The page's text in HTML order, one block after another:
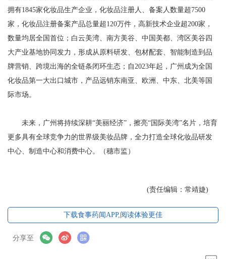
拥有1845家化妆品生产企业，化妆品注册人、备案人数量超7500
家，化妆品注册备案产品总量超120万件，高新技术企业超200家，
数量均居全国首位；白云美湾、南方美谷、中国美都、湾区美谷四
大产业基地协同发力，形成从原料研发、包材配套、智能制造到品
牌营销、跨境出海的全链条闭环生态；自2023年起，广州成为全国
化妆品第一大出口城市，产品远销东南亚、欧洲、中东、北美等国
际市场。
未来，广州将持续深耕“美丽经济”，擦亮“国际美湾”名片，培育
更多具有全球竞争力的世界级美妆品牌，全力打造全球化妆品研发
中心、制造中心和消费中心。（穗市监）
(责任编辑：常靖婕)
下载食事药闻APP,阅读体验更佳
分享至